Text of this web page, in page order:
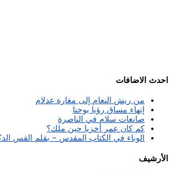
احدث الاضافات
من ريش النعام إلى مغارة عدلام
إنهاء مساق رؤيا يوحنا
صانعات سلام في الناصرة
كم كان عمر أخزيا حين ملك؟
الوباء في الكتاب المقدس – بقلم القس
الأرشيف